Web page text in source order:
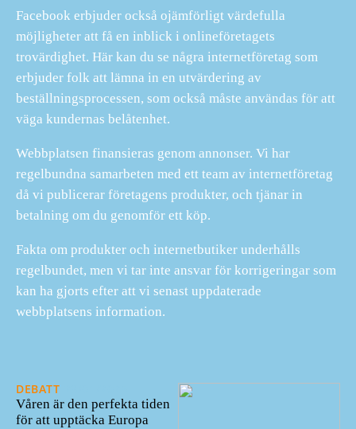
Facebook erbjuder också ojämförligt värdefulla
möjligheter att få en inblick i onlineföretagets
trovärdighet. Här kan du se några internetföretag som
erbjuder folk att lämna in en utvärdering av
beställningsprocessen, som också måste användas för att
väga kundernas belåtenhet.
Webbplatsen finansieras genom annonser. Vi har
regelbundna samarbeten med ett team av internetföretag
då vi publicerar företagens produkter, och tjänar in
betalning om du genomför ett köp.
Fakta om produkter och internetbutiker underhålls
regelbundet, men vi tar inte ansvar för korrigeringar som
kan ha gjorts efter att vi senast uppdaterade
webbplatsens information.
DEBATT
Våren är den perfekta tiden
för att upptäcka Europa